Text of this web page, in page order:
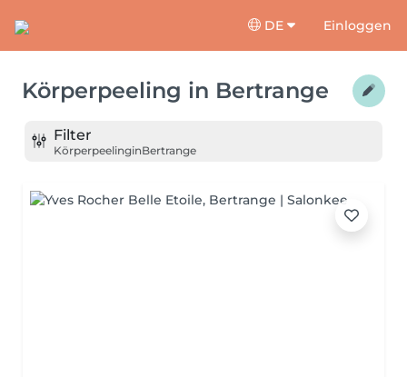
DE Einloggen
Körperpeeling in Bertrange
Filter
KörperpeelinginBertrange